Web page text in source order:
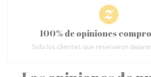
100% de opiniones
Solo los clientes que reservaron